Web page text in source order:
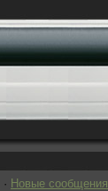
· Новые сообщения